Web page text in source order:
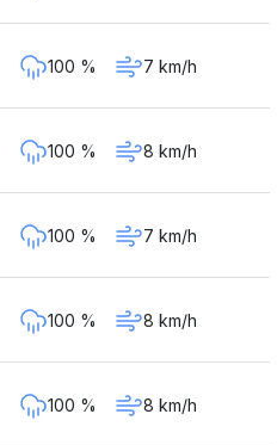
100 % 7 km/h
100 % 8 km/h
100 % 7 km/h
100 % 8 km/h
100 % 8 km/h